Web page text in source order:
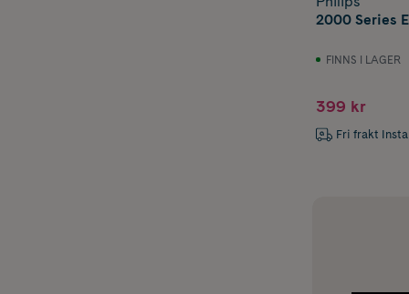
2000 Series
FINNS I LAGER
399 kr
Fri frakt